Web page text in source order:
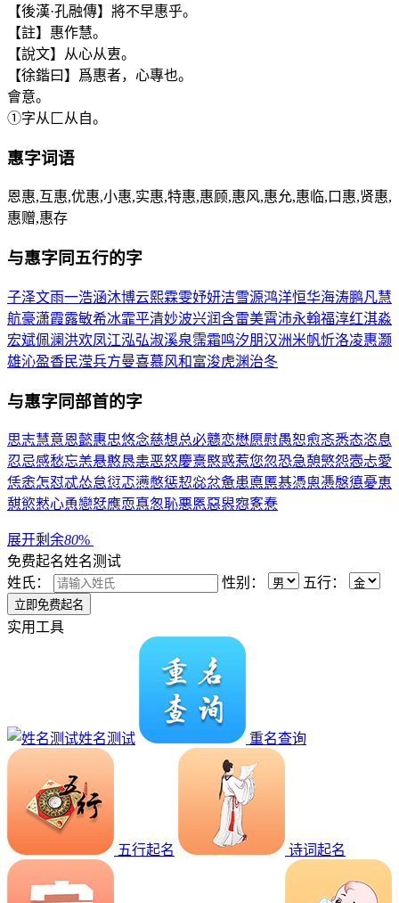
【後漢·孔融傳】將不早惠乎。
【註】惠作慧。
【說文】从心从叀。
【徐鍇曰】爲惠者，心專也。
會意。
①字从匚从自。
惠字词语
恩惠,互惠,优惠,小惠,实惠,特惠,惠顾,惠风,惠允,惠临,口惠,贤惠,
惠赠,惠存
与惠字同五行的字
子泽文雨一浩涵沐博云熙霖雯妤妍洁雪源鸿洋恒华海涛鹏凡慧
航豪潇霞露敏希冰霏平清妙波兴润含雷美霄沛永翰福淳红淇淼
宏斌佩澜 洪欢凤江泓弘淑溪泉霈霜鸣汐朋汉洲米帆忻洛凌惠灏
雄沁盈香民滢兵方曼喜慕风和富浚虎渊治冬
与惠字同部首的字
思志慧意恩懿惠忠悠念慈想总必戆恋懋愿慰愚恕愈忞悉态恣息
忍忌感愁忘恙悬憨恳恚恶怒慶憙愍惑惹您忽恐急憩慜怨悫忐愛
恁悆怎怼忒怂怠愆忑懑憋惩恝惢忿惫患悳慝惎憑悤慿慇憄憂恵
憇慾慭心恿戀恏應恧惪怱恥悪悘惡惥惌愙惷
展开剩余80%
免费起名姓名测试
姓氏：
性别： 五行：
实用工具
姓名测试 重名查询
五行起名 诗词起名